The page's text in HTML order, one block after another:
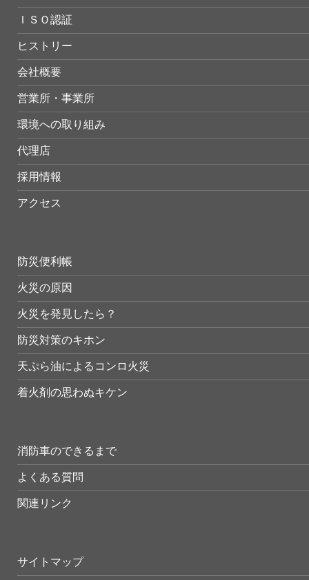
ＩＳＯ認証
ヒストリー
会社概要
営業所・事業所
環境への取り組み
代理店
採用情報
アクセス
防災便利帳
火災の原因
火災を発見したら？
防災対策のキホン
天ぷら油によるコンロ火災
着火剤の思わぬキケン
消防車のできるまで
よくある質問
関連リンク
サイトマップ